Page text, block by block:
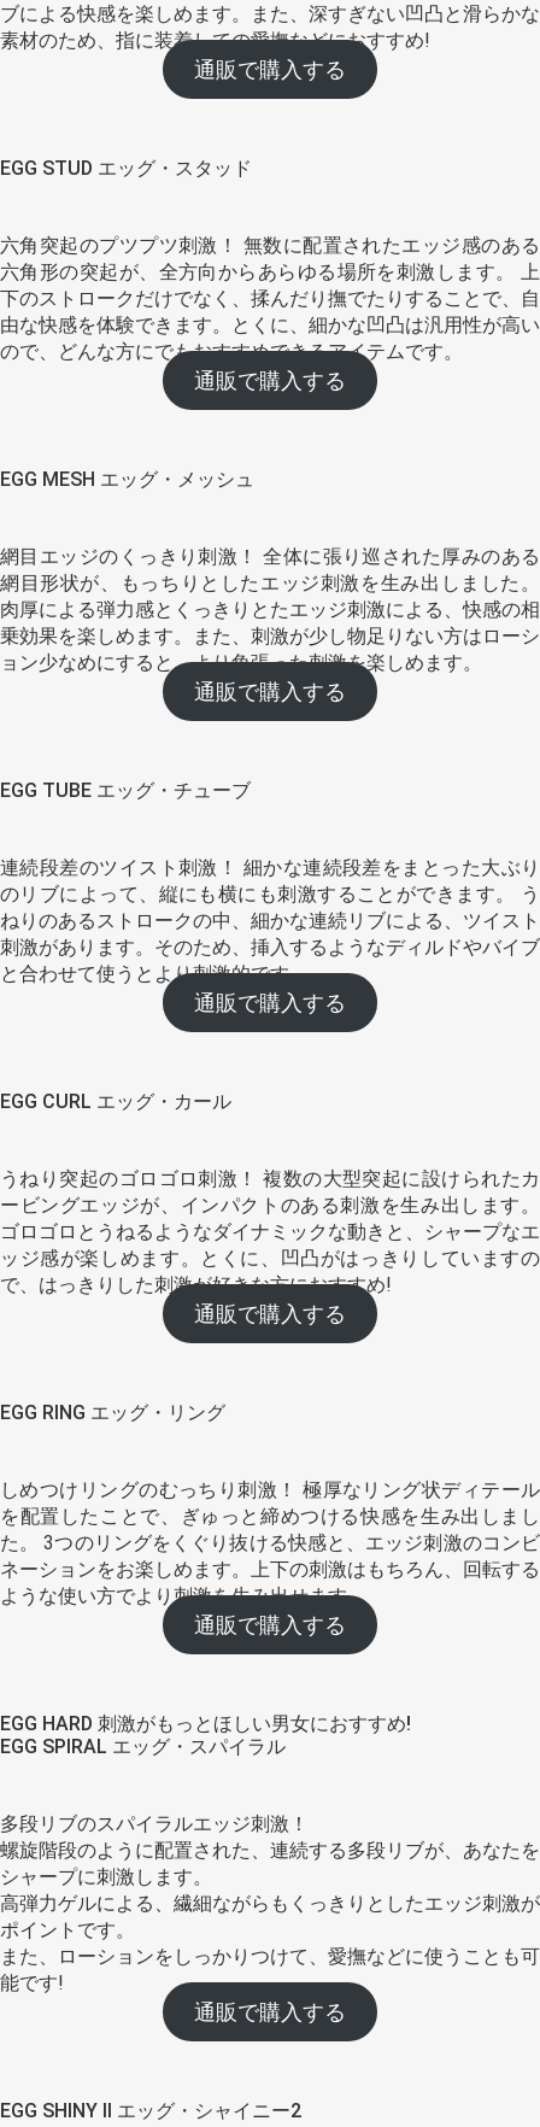
ブによる快感を楽しめます。また、深すぎない凹凸と滑らかな
素材のため、指に装着しての愛撫などにおすすめ!
通販で購入する
EGG STUD エッグ・スタッド
六角突起のプツプツ刺激！ 無数に配置されたエッジ感のある
六角形の突起が、全方向からあらゆる場所を刺激します。 上
下のストロークだけでなく、揉んだり撫でたりすることで、自
由な快感を体験できます。とくに、細かな凹凸は汎用性が高い
ので、どんな方にでもおすすめできるアイテムです。
通販で購入する
EGG MESH エッグ・メッシュ
網目エッジのくっきり刺激！ 全体に張り巡された厚みのある
網目形状が、もっちりとしたエッジ刺激を生み出しました。
肉厚による弾力感とくっきりとたエッジ刺激による、快感の相
乗効果を楽しめます。また、刺激が少し物足りない方はローシ
ョン少なめにすると、より角張った刺激を楽しめます。
通販で購入する
EGG TUBE エッグ・チューブ
連続段差のツイスト刺激！ 細かな連続段差をまとった大ぶり
のリブによって、縦にも横にも刺激することができます。 う
ねりのあるストロークの中、細かな連続リブによる、ツイスト
刺激があります。そのため、挿入するようなディルドやバイブ
と合わせて使うとより刺激的です。
通販で購入する
EGG CURL エッグ・カール
うねり突起のゴロゴロ刺激！ 複数の大型突起に設けられたカ
ービングエッジが、インパクトのある刺激を生み出します。
ゴロゴロとうねるようなダイナミックな動きと、シャープなエ
ッジ感が楽しめます。とくに、凹凸がはっきりしていますの
で、はっきりした刺激が好きな方におすすめ!
通販で購入する
EGG RING エッグ・リング
しめつけリングのむっちり刺激！ 極厚なリング状ディテール
を配置したことで、ぎゅっと締めつける快感を生み出しまし
た。 3つのリングをくぐり抜ける快感と、エッジ刺激のコンビ
ネーションをお楽しめます。上下の刺激はもちろん、回転する
ような使い方でより刺激を生み出せます。
通販で購入する
EGG HARD 刺激がもっとほしい男女におすすめ!
EGG SPIRAL エッグ・スパイラル
多段リブのスパイラルエッジ刺激！
螺旋階段のように配置された、連続する多段リブが、あなたを
シャープに刺激します。
高弾力ゲルによる、繊細ながらもくっきりとしたエッジ刺激が
ポイントです。
また、ローションをしっかりつけて、愛撫などに使うことも可
能です!
通販で購入する
EGG SHINY II エッグ・シャイニー2